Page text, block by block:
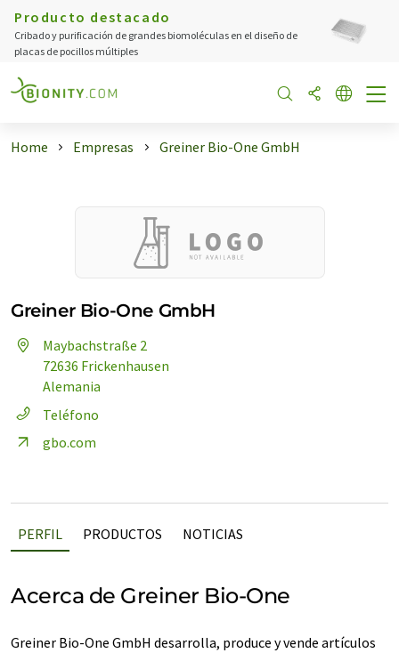
Producto destacado
Cribado y purificación de grandes biomoléculas en el diseño de
placas de pocillos múltiples
Home Empresas Greiner Bio-One GmbH
Greiner Bio-One GmbH
Maybachstraße 2
72636 Frickenhausen
Alemania
Teléfono
gbo.com
PERFIL PRODUCTOS NOTICIAS
Acerca de Greiner Bio-One
Greiner Bio-One GmbH desarrolla, produce y vende artículos